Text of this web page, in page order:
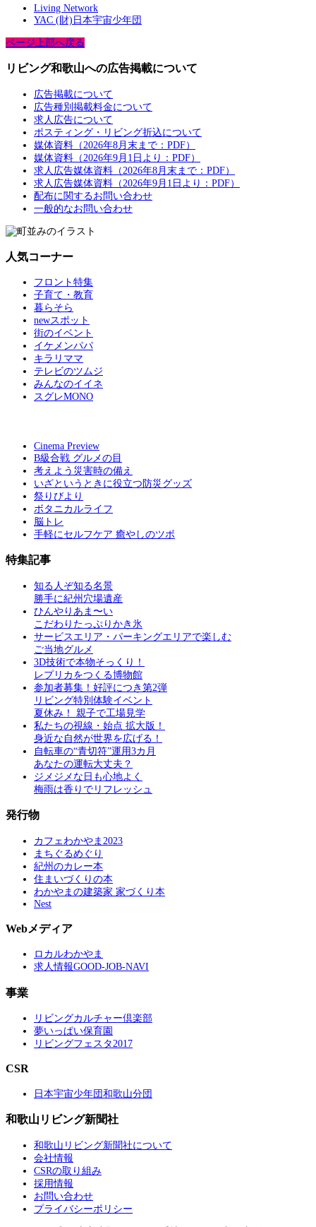
Living Network
YAC (財)日本宇宙少年団
ページ上部へ戻る
リビング和歌山への広告掲載について
広告掲載について
広告種別掲載料金について
求人広告について
ポスティング・リビング折込について
媒体資料（2026年8月末まで：PDF）
媒体資料（2026年9月1日より：PDF）
求人広告媒体資料（2026年8月末まで：PDF）
求人広告媒体資料（2026年9月1日より：PDF）
配布に関するお問い合わせ
一般的なお問い合わせ
人気コーナー
フロント特集
子育て・教育
暮らそら
newスポット
街のイベント
イケメンパパ
キラリママ
テレビのツムジ
みんなのイイネ
スグレMONO
Cinema Preview
B級合戦 グルメの目
考えよう災害時の備え
いざというときに役立つ防災グッズ
祭りびより
ボタニカルライフ
脳トレ
手軽にセルフケア 癒やしのツボ
特集記事
知る人ぞ知る名景
勝手に紀州穴場遺産
ひんやりあま〜い
こだわりたっぷりかき氷
サービスエリア・パーキングエリアで楽しむ
ご当地グルメ
3D技術で本物そっくり！
レプリカをつくる博物館
参加者募集！好評につき第2弾
リビング特別体験イベント
夏休み！ 親子で工場見学
私たちの視線・始点 拡大版！
身近な自然が世界を広げる！
自転車の“青切符”運用3カ月
あなたの運転大丈夫？
ジメジメな日も心地よく
梅雨は香りでリフレッシュ
発行物
カフェわかやま2023
まちぐるめぐり
紀州のカレー本
住まいづくりの本
わかやまの建築家 家づくり本
Nest
Webメディア
ロカルわかやま
求人情報GOOD-JOB-NAVI
事業
リビングカルチャー倶楽部
夢いっぱい保育園
リビングフェスタ2017
CSR
日本宇宙少年団和歌山分団
和歌山リビング新聞社
和歌山リビング新聞社について
会社情報
CSRの取り組み
採用情報
お問い合わせ
プライバシーポリシー